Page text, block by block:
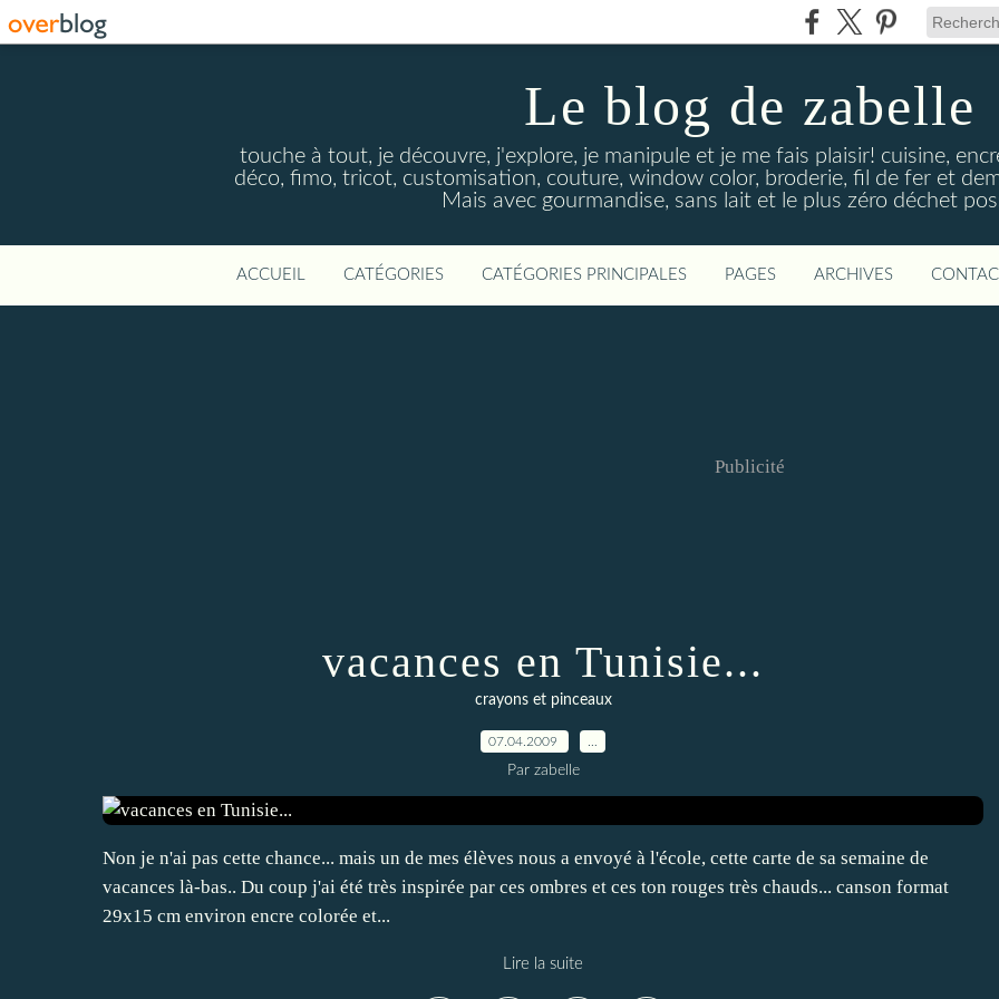
Le blog de zabelle
touche à tout, je découvre, j'explore, je manipule et je me fais plaisir! cuisine,
déco, fimo, tricot, customisation, couture, window color, broderie, fil de fer et
Mais avec gourmandise, sans lait et le plus zéro déchet
ACCUEIL CATÉGORIES CATÉGORIES PRINCIPALES PAGES ARCHIVES
Publicité
vacances en Tunisie...
crayons et pinceaux
07.04.2009
Par zabelle
Non je n'ai pas cette chance... mais un de mes élèves nous a envoyé à l'école, cette carte de sa semaine de
vacances là-bas.. Du coup j'ai été très inspirée par ces ombres et ces ton rouges très chauds... canson format
29x15 cm environ encre colorée et...
Lire la suite